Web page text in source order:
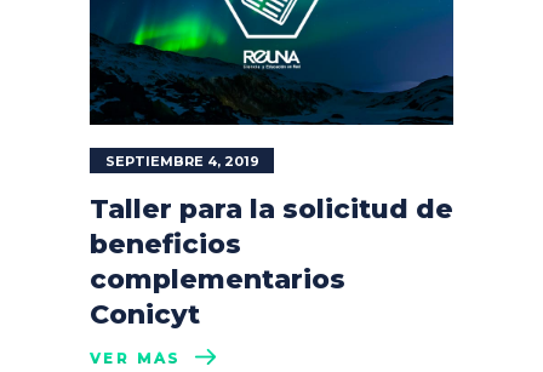
SEPTIEMBRE 4, 2019
Taller para la solicitud de
beneficios
complementarios
Conicyt
VER MÁS